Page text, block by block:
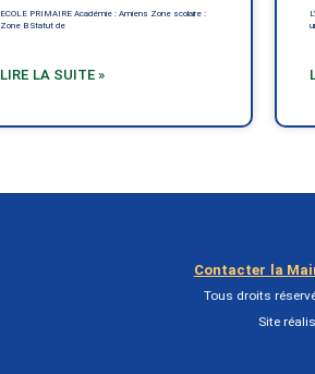
ECOLE PRIMAIRE Académie : Amiens Zone scolaire :
Zone B Statut de
LIRE LA SUITE »
Contacter la
Tous droits
Site